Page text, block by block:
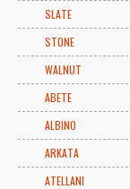
SLATE
STONE
WALNUT
ABETE
ALBINO
ARKATA
ATELLANI